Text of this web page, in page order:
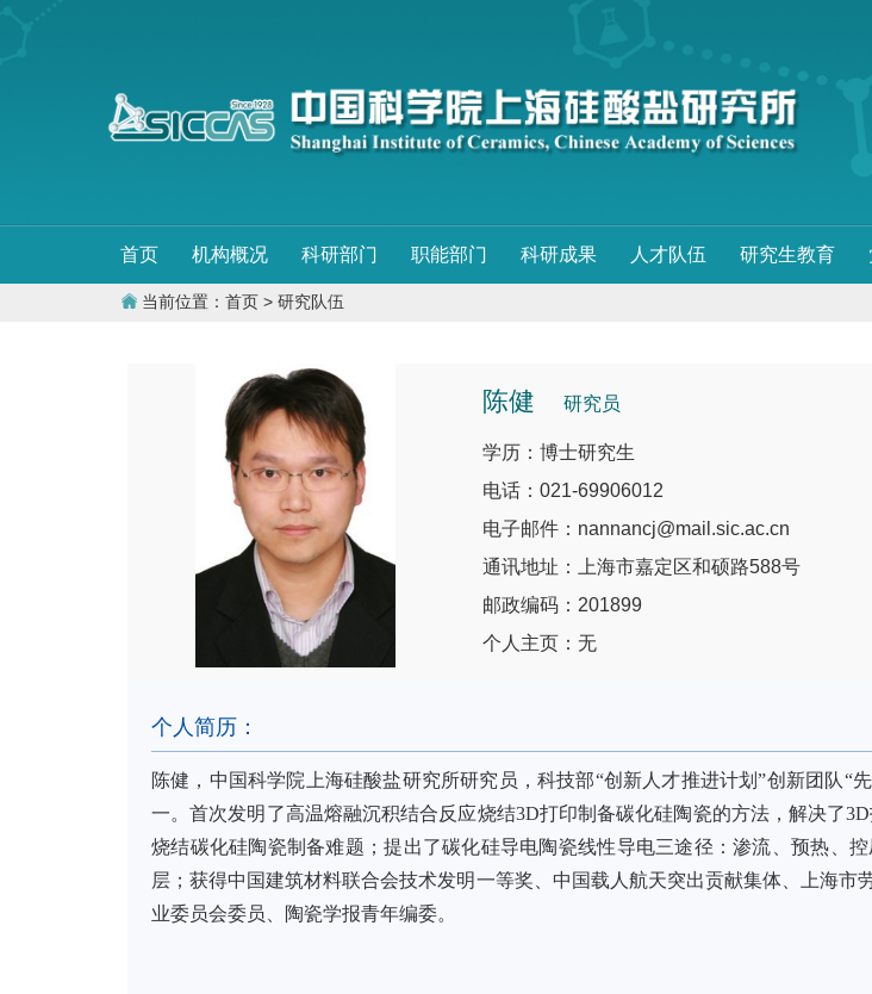
首页 机构概况 科研部门 职能部门 科研成果 人才队伍 研究生教育
当前位置： 首页 > 研究队伍
陈健 研究员
学历：博士研究生
电话：021-69906012
电子邮件：nannancj@mail.sic.ac.cn
通讯地址：上海市嘉定区和硕路588号
邮政编码：201899
个人主页：无
个人简历：
陈健，中国科学院上海硅酸盐研究所研究员，科技部“创新人才推进计划”创新团队“
一。首次发明了高温熔融沉积结合反应烧结3D打印制备碳化硅陶瓷的方法，解决了3D
烧结碳化硅陶瓷制备难题；提出了碳化硅导电陶瓷线性导电三途径：渗流、预热、
层；获得中国建筑材料联合会技术发明一等奖、中国载人航天突出贡献集体、上海
业委员会委员、陶瓷学报青年编委。